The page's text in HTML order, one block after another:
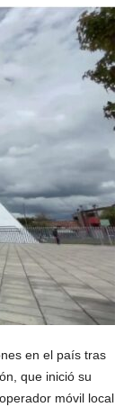
en el país tras
que inició su
móvil local